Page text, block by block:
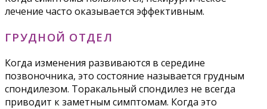
лечение часто оказывается эффективным.
ГРУДНОЙ ОТДЕЛ
Когда изменения развиваются в середине
позвоночника, это состояние называется грудным
спондилезом. Торакальный спондилез не всегда
приводит к заметным симптомам. Когда это